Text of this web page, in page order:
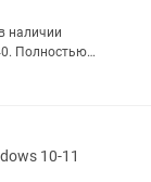
наличии
Полностью
позволяют
10-11